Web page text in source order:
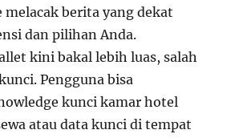
melacak berita yang dekat
dan pilihan Anda.
kini bakal lebih luas, salah
Pengguna bisa
kunci kamar hotel
atau data kunci di tempat